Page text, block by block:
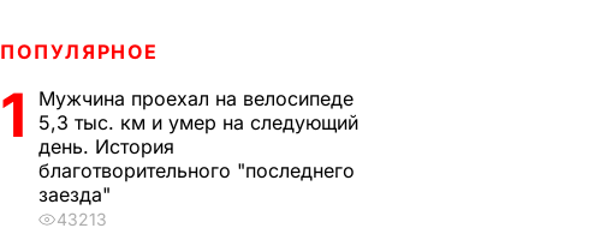
ПОПУЛЯРНОЕ
1
Мужчина проехал на велосипеде
5,3 тыс. км и умер на следующий
день. История
благотворительного "последнего
заезда"
43213